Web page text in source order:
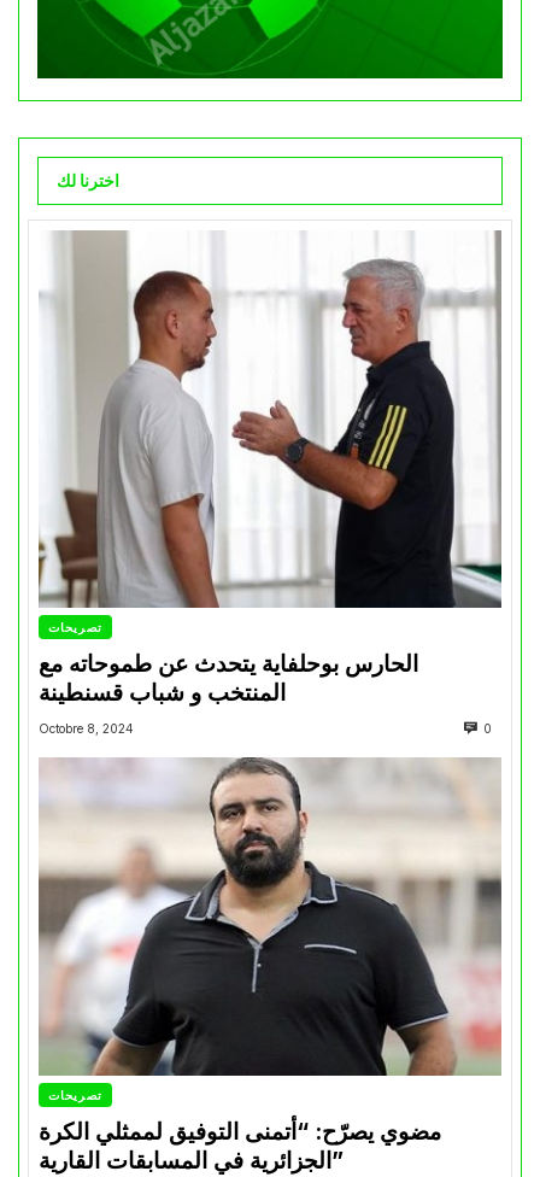
اخترنا لك
تصريحات
الحارس بوحلفاية يتحدث عن طموحاته مع
المنتخب و شباب قسنطينة
Octobre 8, 2024 0
تصريحات
مضوي يصرّح: “أتمنى التوفيق لممثلي الكرة
الجزائرية في المسابقات القارية”